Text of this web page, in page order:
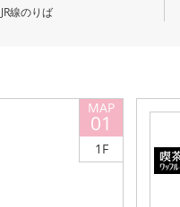
JR線のりば
01
1F